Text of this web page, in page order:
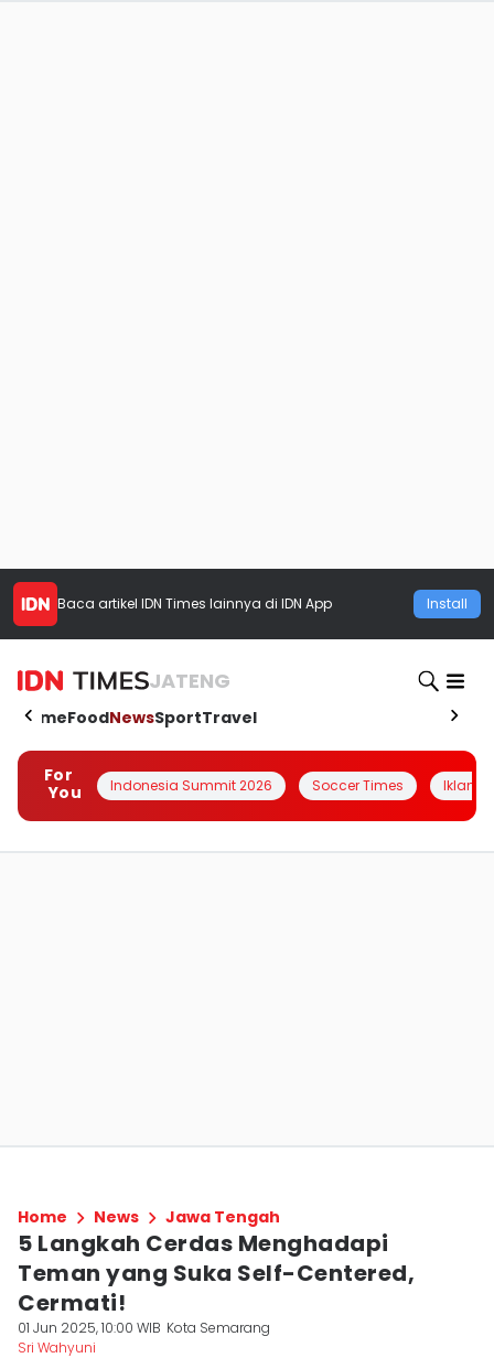
Baca artikel IDN Times lainnya di IDN App Install
JATENG
HomeFoodNewsSportTravel
For
You
Indonesia Summit 2026 Soccer Times Iklanin
Home News Jawa Tengah
5 Langkah Cerdas Menghadapi
Teman yang Suka Self-Centered,
Cermati!
01 Jun 2025, 10:00 WIB Kota Semarang
Sri Wahyuni